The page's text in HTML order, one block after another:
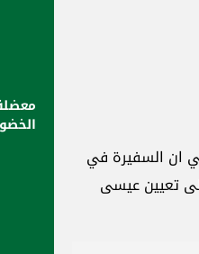
ان السفيرة في
تعيين عيسى